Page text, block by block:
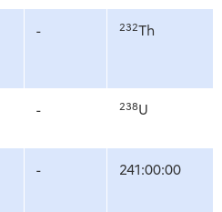
- 232Th
- 238U
- 241:00:00